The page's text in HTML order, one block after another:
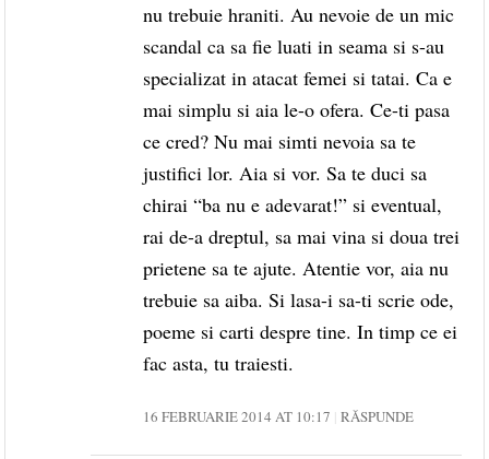
nu trebuie hraniti. Au nevoie de un mic
scandal ca sa fie luati in seama si s-au
specializat in atacat femei si tatai. Ca e
mai simplu si aia le-o ofera. Ce-ti pasa
ce cred? Nu mai simti nevoia sa te
justifici lor. Aia si vor. Sa te duci sa
chirai “ba nu e adevarat!” si eventual,
rai de-a dreptul, sa mai vina si doua trei
prietene sa te ajute. Atentie vor, aia nu
trebuie sa aiba. Si lasa-i sa-ti scrie ode,
poeme si carti despre tine. In timp ce ei
fac asta, tu traiesti.
16 FEBRUARIE 2014 AT 10:17 RĂSPUNDE